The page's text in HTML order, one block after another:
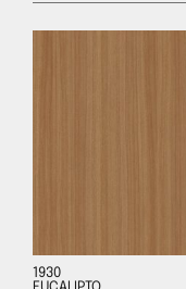
1930